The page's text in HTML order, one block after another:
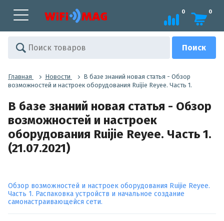
0 0
Главная Новости
В базе знаний новая статья - Обзор
возможностей и настроек оборудования Ruijie Reyee. Часть 1.
В базе знаний новая статья - Обзор
возможностей и настроек
оборудования Ruijie Reyee. Часть 1.
(21.07.2021)
Обзор возможностей и настроек оборудования Ruijie Reyee.
Часть 1. Распаковка устройств и начальное создание
самонастраивающейся сети.